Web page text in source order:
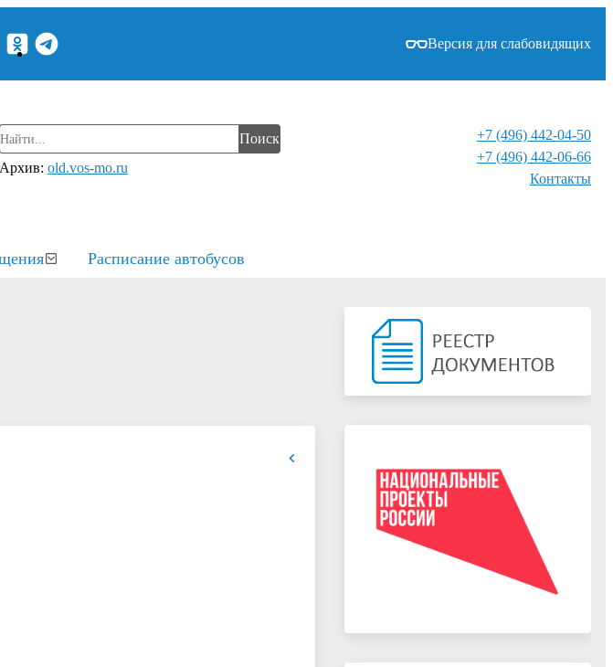
Версия для слабовидящих
Поиск
Архив: old.vos-mo.ru
+7 (496) 442-04-50
+7 (496) 442-06-66
Контакты⁠
Расписание автобусов